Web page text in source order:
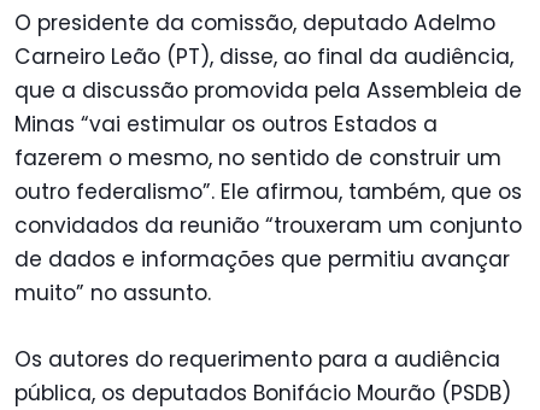
O presidente da comissão, deputado Adelmo
Carneiro Leão (PT), disse, ao final da audiência,
que a discussão promovida pela Assembleia de
Minas “vai estimular os outros Estados a
fazerem o mesmo, no sentido de construir um
outro federalismo”. Ele afirmou, também, que os
convidados da reunião “trouxeram um conjunto
de dados e informações que permitiu avançar
muito” no assunto.
Os autores do requerimento para a audiência
pública, os deputados Bonifácio Mourão (PSDB)